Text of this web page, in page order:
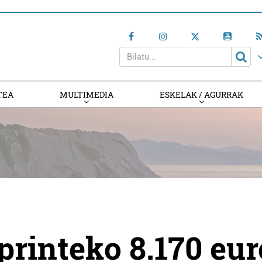
MULTIMEDIA ESKELAK / AGURRAK
8.170